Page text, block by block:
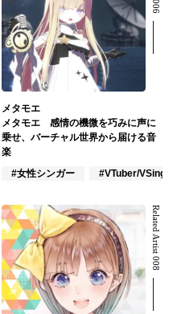
#ポップス
メタモエ
メタモエ 感情の機微を巧みに声に
乗せ、バーチャル世界から届ける音
楽
#女性シンガー
#VTuber/VSinger
Related Artist 008